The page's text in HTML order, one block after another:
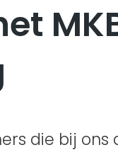
die bij